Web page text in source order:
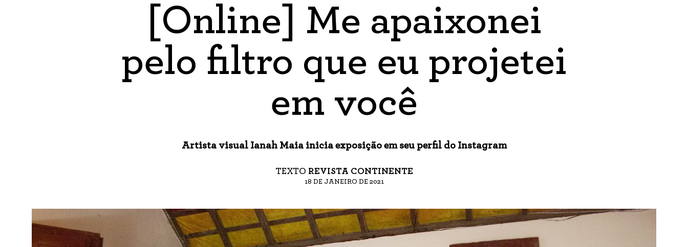
[Online] Me apaixonei
pelo filtro que eu projetei
em você
Artista visual Ianah Maia inicia exposição em seu perfil do Instagram
TEXTO REVISTA CONTINENTE
18 DE JANEIRO DE 2021